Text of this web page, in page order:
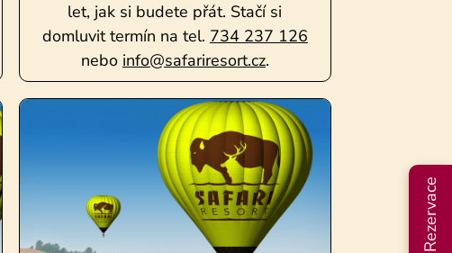
Rezervace
let, jak si budete přát. Stačí si
domluvit termín na tel. 734 237 126
nebo info@safariresort.cz.